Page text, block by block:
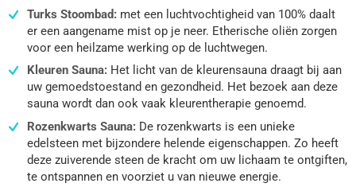
Turks Stoombad: met een luchtvochtigheid van 100% daalt
er een aangename mist op je neer. Etherische oliën zorgen
voor een heilzame werking op de luchtwegen.
Kleuren Sauna:Het licht van de kleurensauna draagt bij aan
uw gemoedstoestand en gezondheid. Het bezoek aan deze
sauna wordt dan ook vaak kleurentherapie genoemd.
Rozenkwarts Sauna:De rozenkwarts is een unieke
edelsteen met bijzondere helende eigenschappen. Zo heeft
deze zuiverende steen de kracht om uw lichaam te ontgiften,
te ontspannen en voorziet u van nieuwe energie.